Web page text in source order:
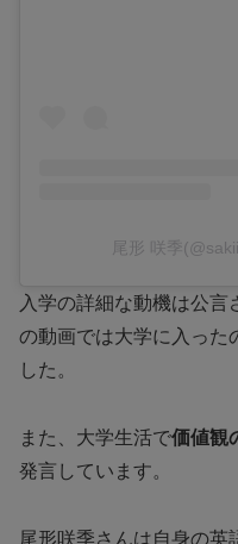
尾形 咲季
入学の詳細な動機は公
の動画では大学に入った
した。
また、大学生活で価値観
発言しています。
尾形咲季さんは自身の英